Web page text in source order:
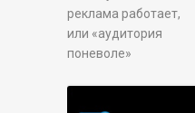
реклама работает,
или «аудитория
поневоле»